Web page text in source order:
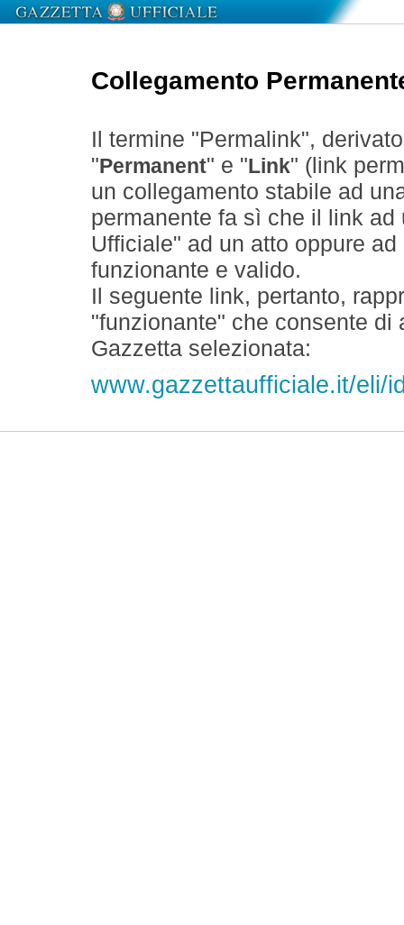
Collegamento
Il termine "Permalink",
" Permanent" e " Link" (link
un collegamento stabile ad
permanente fa sì che il link
Ufficiale" ad un atto oppure
funzionante e valido.
Il seguente link, pertanto,
"funzionante" che consente
Gazzetta selezionata:
www.gazzettaufficiale.it/eli/